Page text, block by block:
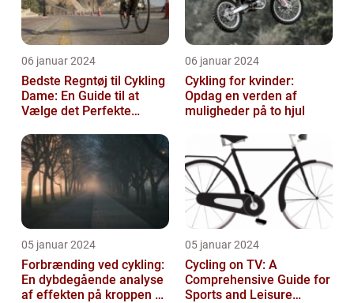
06 januar 2024
Bedste Regntøj til Cykling
Dame: En Guide til at
Vælge det Perfekte
unde...
06 januar 2024
Cykling for kvinder:
Opdag en verden af
muligheder på to hjul
05 januar 2024
Forbrænding ved cykling:
En dybdegående analyse
af effekten på kroppen og
05 januar 2024
Cycling on TV: A
Comprehensive Guide for
Sports and Leisure